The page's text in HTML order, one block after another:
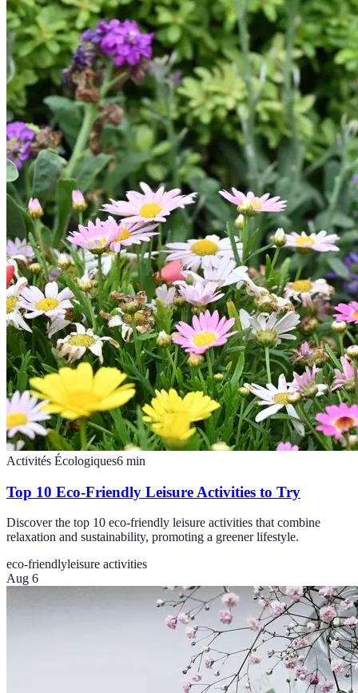
Activités Écologiques6 min
Top 10 Eco-Friendly Leisure Activities to Try
Discover the top 10 eco-friendly leisure activities that combine
relaxation and sustainability, promoting a greener lifestyle.
eco-friendlyleisure activities
Aug 6